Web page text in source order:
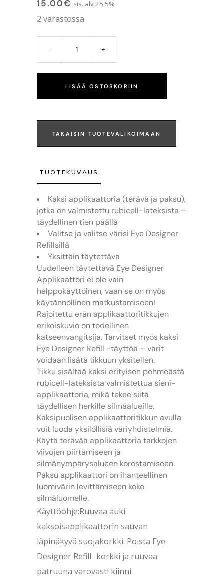
15.00€ sis. alv 25,5%
2 varastossa
LISÄÄ OSTOSKORIIN
TAKAISIN TUOTEVALIKOIMAAN
TUOTEKUVAUS
Kaksi applikaattoria (terävä ja paksu),
jotka on valmistettu rubicell-lateksista –
täydellinen tien päällä
Valitse ja valitse värisi Eye Designer
Refillsillä
Yksittäin täytettävä
Uudelleen täytettävä Eye Designer
Applikaattori ei ole vain
helppokäyttöinen, vaan se on myös
käytännöllinen matkustamiseen!
Rajoitettu erän applikaattoritikkujen
erikoiskuvio on todellinen
katseenvangitsija. Tarvitset myös kaksi
Eye Designer Refill -täyttöä – värit
voidaan lisätä tikkuun yksitellen.
Tikku sisältää kaksi erityisen pehmeästä
rubicell-lateksista valmistettua sieni-
applikaattoria, mikä tekee siitä
täydellisen herkille silmäalueille.
Kaksipuolisen applikaattoritikkun avulla
voit luoda yksilöllisiä väriyhdistelmiä.
Käytä terävää applikaattoria tarkkojen
viivojen piirtämiseen ja
silmänympärysalueen korostamiseen.
Paksu applikaattori on ihanteellinen
luomivärin levittämiseen koko
silmäluomelle.
Käyttöohje:Ruuvaa auki
kaksoisapplikaattorin sauvan
läpinäkyvä suojakorkki. Poista Eye
Designer Refill -korkki ja ruuvaa
patruuna varovasti kiinni